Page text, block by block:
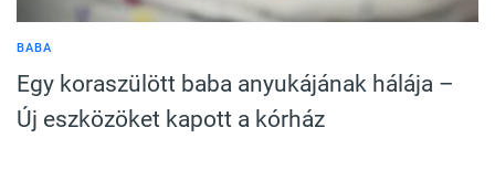
BABA
Egy koraszülött baba anyukájának hálája –
Új eszközöket kapott a kórház